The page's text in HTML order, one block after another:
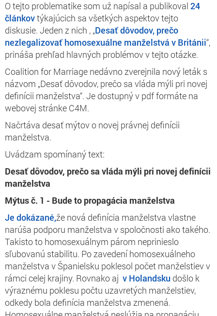
O tejto problematike som už napísal a publikoval 24
článkovtýkajúcich sa všetkých aspektov tejto
diskusie. Jeden z nich , „Desať dôvodov, prečo
nezlegalizovať homosexuálne manželstvá v Británii“,
prináša prehľad hlavných problémov v tejto otázke.
Coalition for Marriage nedávno zverejnila nový leták s
názvom „Desať dôvodov, prečo sa vláda mýli pri novej
definícii manželstva“. Je dostupný v pdf formáte na
webovej stránke C4M.
Načrtáva desať mýtov o novej právnej definícii
manželstva.
Uvádzam spomínaný text:
Desať dôvodov, prečo sa vláda mýli pri novej definícii
manželstva
Mýtus č. 1 - Bude to propagácia manželstva
Je dokázané,že nová definícia manželstva vlastne
narúša podporu manželstva v spoločnosti ako takého.
Takisto to homosexuálnym párom neprinieslo
sľubovanú stabilitu. Po zavedení homosexuálneho
manželstva v Španielsku poklesol počet manželstiev v
rámci celej krajiny. Rovnako aj v Holandsku došlo k
výraznému poklesu počtu uzavretých manželstiev,
odkedy bola definícia manželstva zmenená.